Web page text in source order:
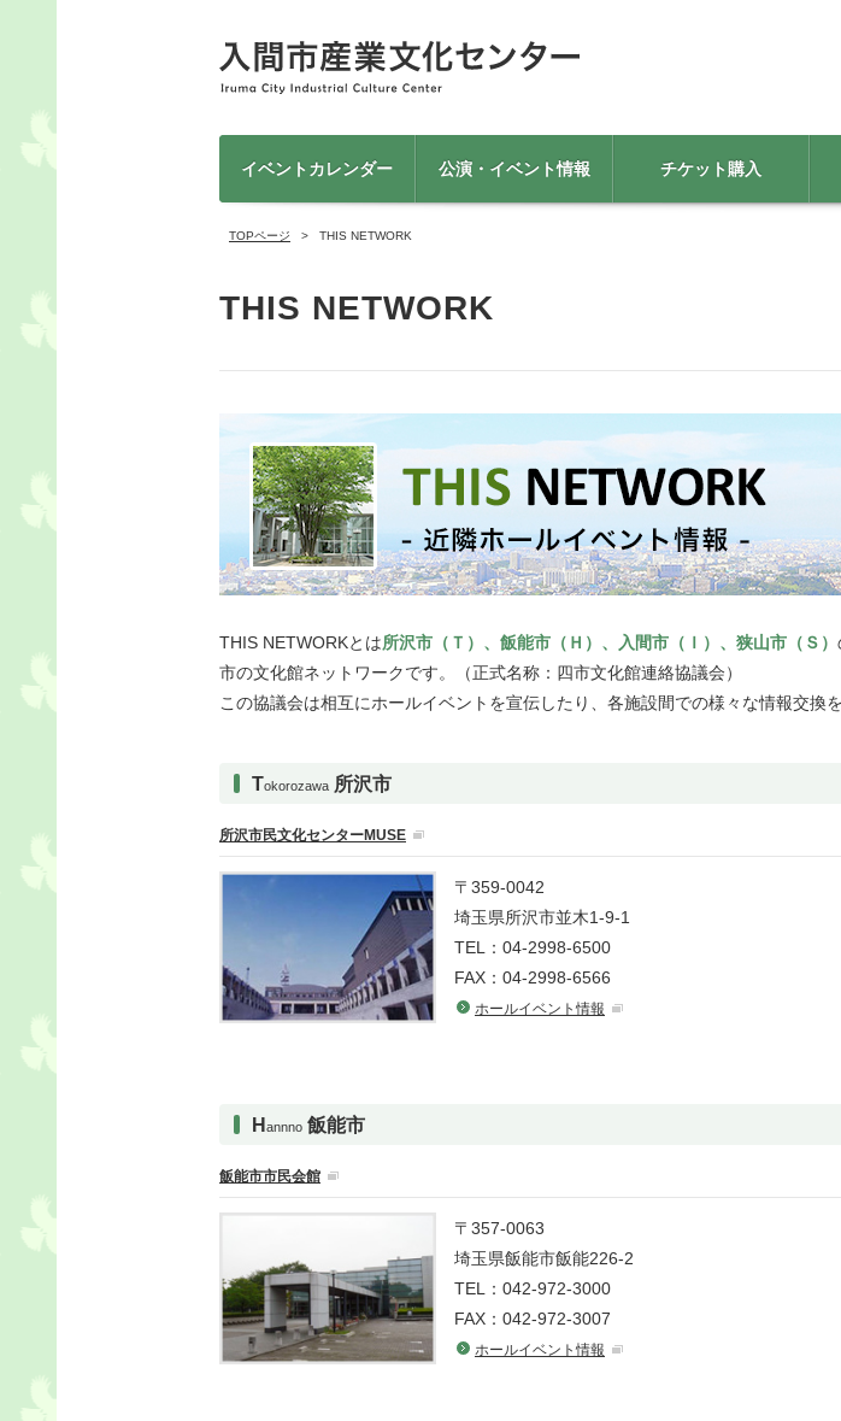
イベントカレンダー 公演・イベント情報 チケット購入
TOPページ THIS NETWORK
THIS NETWORK
THIS NETWORKとは所沢市（Ｔ）、飯能市（Ｈ）、入間市（Ｉ）、狭山市（Ｓ）
市の文化館ネットワークです。（正式名称：四市文化館連絡協議会）
この協議会は相互にホールイベントを宣伝したり、各施設間での様々な情報交換
Tokorozawa 所沢市
所沢市民文化センターMUSE
〒359-0042
埼玉県所沢市並木1-9-1
TEL：04-2998-6500
FAX：04-2998-6566
ホールイベント情報
H annno 飯能市
飯能市市民会館
〒357-0063
埼玉県飯能市飯能226-2
TEL：042-972-3000
FAX：042-972-3007
ホールイベント情報